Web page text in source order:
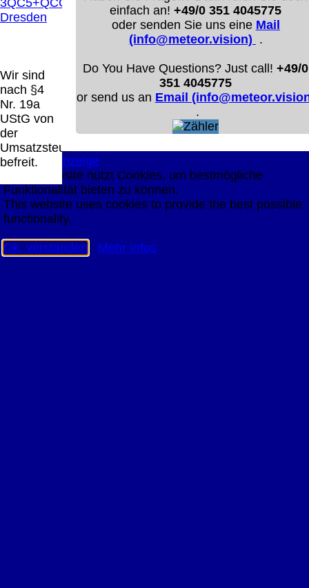
3QC5+QCG
Dresden
Wir sind
nach §4
Nr. 19a
UStG von
der
Umsatzsteuer
befreit.
einfach an!+49/0 351 4045775
oder senden Sie uns eine Mail
(info@meteor.vision) .
Do You Have Questions? Just call!+49/0
351 4045775
or send us an Email
.
Homepage angebrachten Links.
Die Europäische Kommission stellt eine
Plattform zur Online-Streitbeilegung (OS)
http://ec.europa.eu/consumers/odr/Unsere E-
Mailadresse lautet:
info@meteor.vision.
Seitenanfang Impressum AGB Widerruf
Datenschutz
Kontakt
Katalog (PDF)
große Anzeige
Diese Website nutzt Cookies, um bestmögliche
Funktionalität bieten zu können.
This website uses cookies to provide the best possible
functionality.
Ok, verstanden Mehr Infos